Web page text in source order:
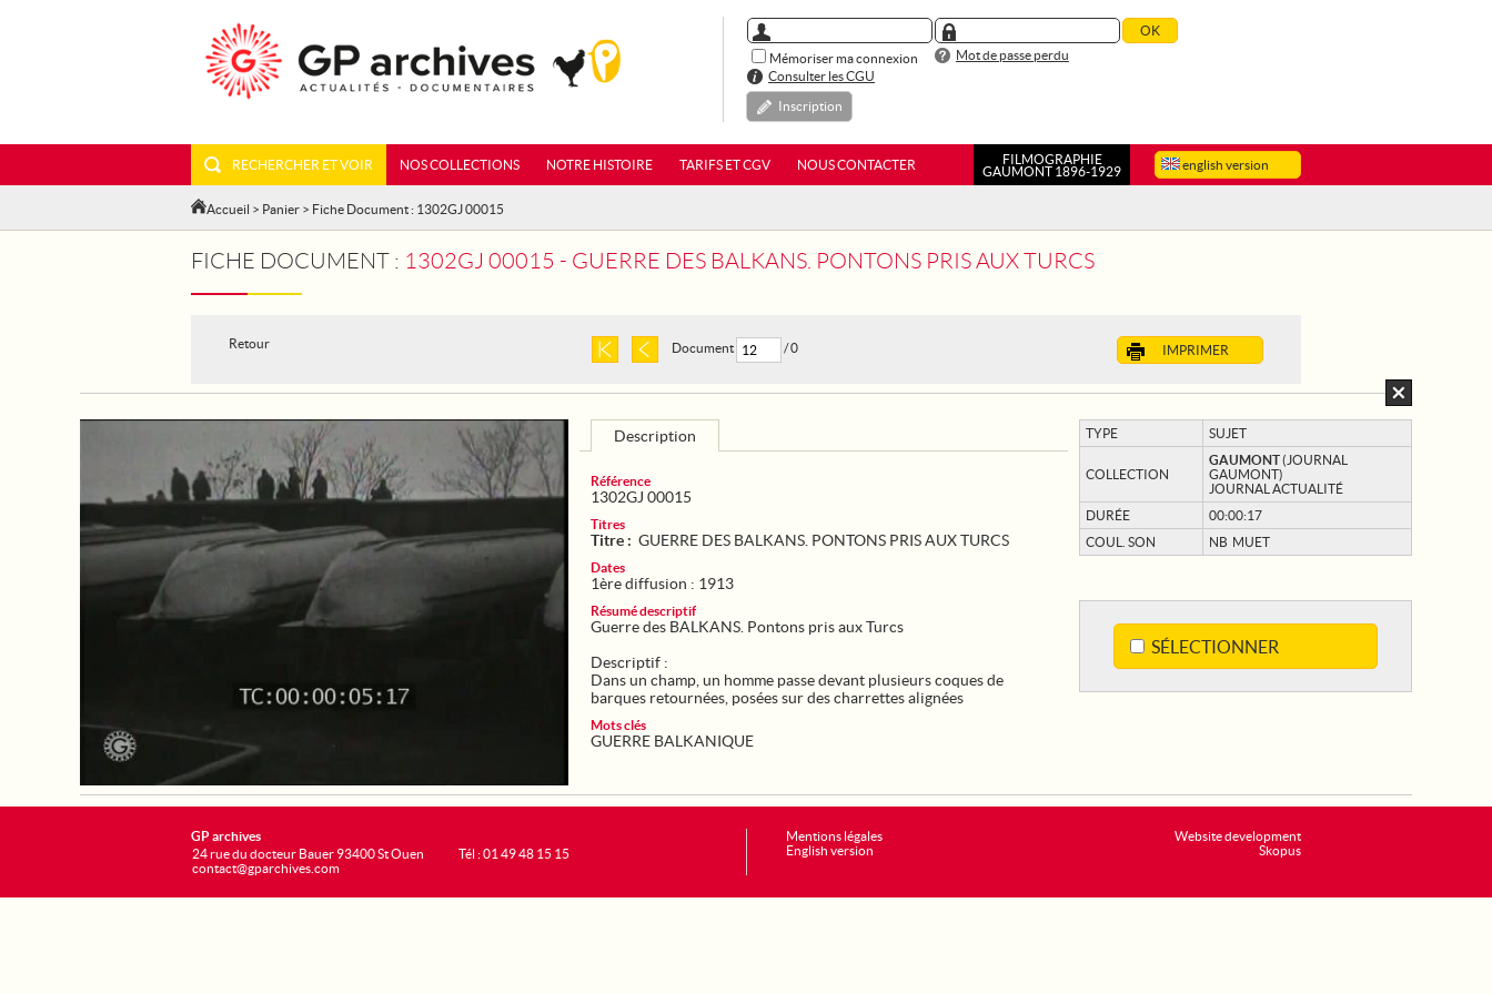
Mémoriser ma connexion
Mot de passe perdu
Consulter les CGU
Inscription
english version
RECHERCHER ET VOIR NOS COLLECTIONS NOTRE HISTOIRE TARIFS ET CGV NOUS CONTACTER
FILMOGRAPHIE
GAUMONT 1896-1929
Accueil > Panier > Fiche Document : 1302GJ 00015
FICHE DOCUMENT : 1302GJ 00015 - GUERRE DES BALKANS. PONTONS PRIS AUX TURCS
Retour IMPRIMER
Document / 0
TYPE SUJET
COLLECTION
GAUMONT(JOURNAL
GAUMONT)
JOURNAL ACTUALITÉ
DURÉE
00:00:17
COUL. SON
NB MUET
SÉLECTIONNER
Description
Référence
1302GJ 00015
Titres
Titre : GUERRE DES BALKANS. PONTONS PRIS AUX TURCS
Dates
1ère diffusion : 1913
Résumé descriptif
Guerre des BALKANS. Pontons pris aux Turcs
Descriptif :
Dans un champ, un homme passe devant plusieurs coques de
barques retournées, posées sur des charrettes alignées
Mots clés
GUERRE BALKANIQUE
Website development
Skopus
GP archives
24 rue du docteur Bauer 93400 St Ouen
contact@gparchives.com
Tél : 01 49 48 15 15
Mentions légales
English version